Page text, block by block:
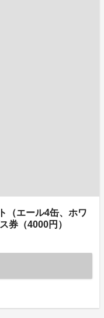
（エール4缶、ホワ
券（4000円）